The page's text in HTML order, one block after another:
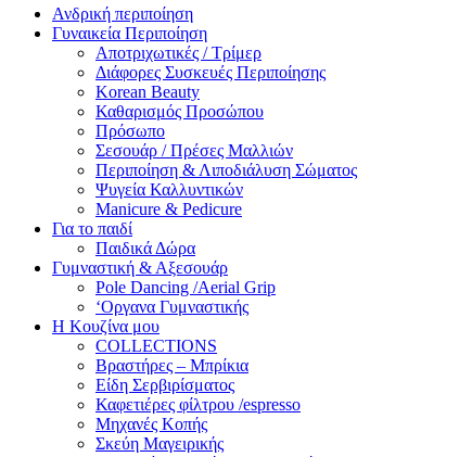
Ανδρική περιποίηση
Γυναικεία Περιποίηση
Αποτριχωτικές / Τρίμερ
Διάφορες Συσκευές Περιποίησης
Korean Beauty
Καθαρισμός Προσώπου
Πρόσωπο
Σεσουάρ / Πρέσες Μαλλιών
Περιποίηση & Λιποδιάλυση Σώματος
Ψυγεία Καλλυντικών
Manicure & Pedicure
Για το παιδί
Παιδικά Δώρα
Γυμναστική & Αξεσουάρ
Pole Dancing /Aerial Grip
‘Οργανα Γυμναστικής
Η Κουζίνα μου
COLLECTIONS
Βραστήρες – Μπρίκια
Είδη Σερβιρίσματος
Καφετιέρες φίλτρου /espresso
Μηχανές Κοπής
Σκεύη Μαγειρικής